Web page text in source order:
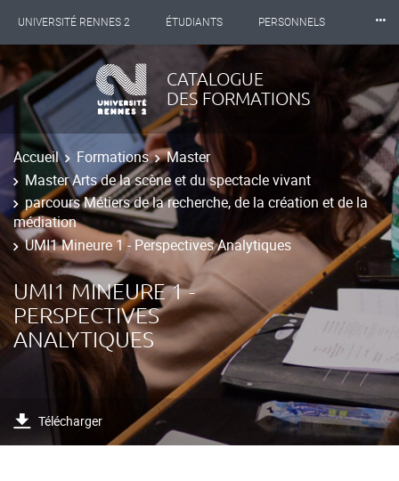
UNIVERSITÉ RENNES 2 ÉTUDIANTS PERSONNELS
INTERNATIONAL PROFESSIONNELS
LES NOUVELLES DE RENNES 2
⸱⸱⸱
CATALOGUE
DES FORMATIONS
Accueil Formations
Master
Master Arts de la scène et du spectacle vivant
parcours Métiers de la recherche, de la création et de la
médiation
UMI1 Mineure 1 - Perspectives Analytiques
UMI1 MINEURE 1 -
PERSPECTIVES
ANALYTIQUES
Télécharger